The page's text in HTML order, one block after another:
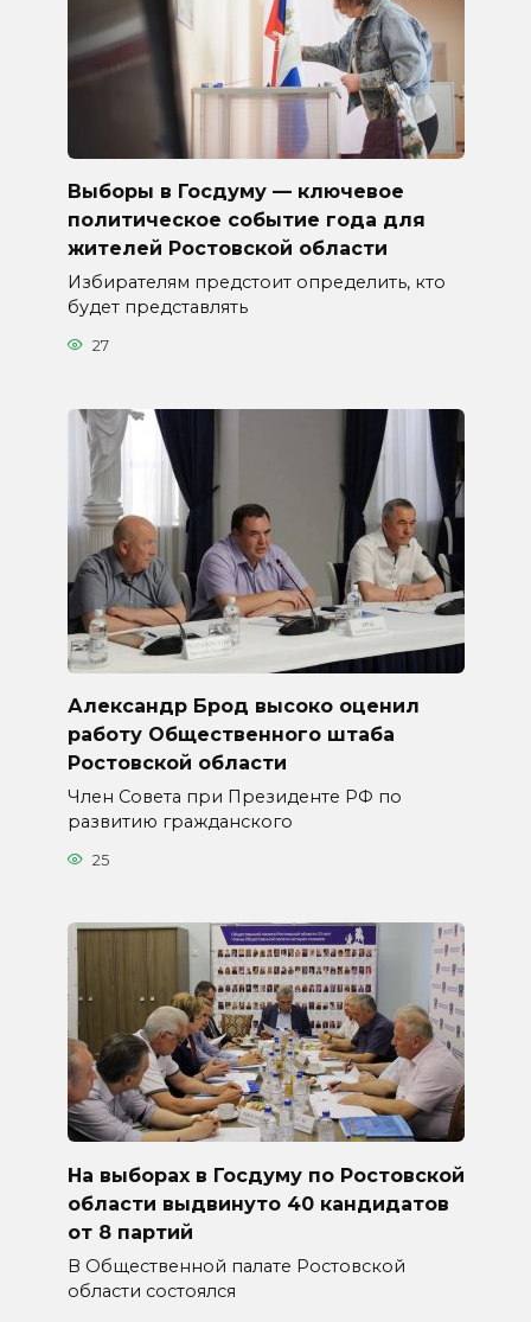
Выборы в Госдуму — ключевое
политическое событие года для
жителей Ростовской области
Избирателям предстоит определить, кто
будет представлять
27
Александр Брод высоко оценил
работу Общественного штаба
Ростовской области
Член Совета при Президенте РФ по
развитию гражданского
25
На выборах в Госдуму по Ростовской
области выдвинуто 40 кандидатов
от 8 партий
В Общественной палате Ростовской
области состоялся